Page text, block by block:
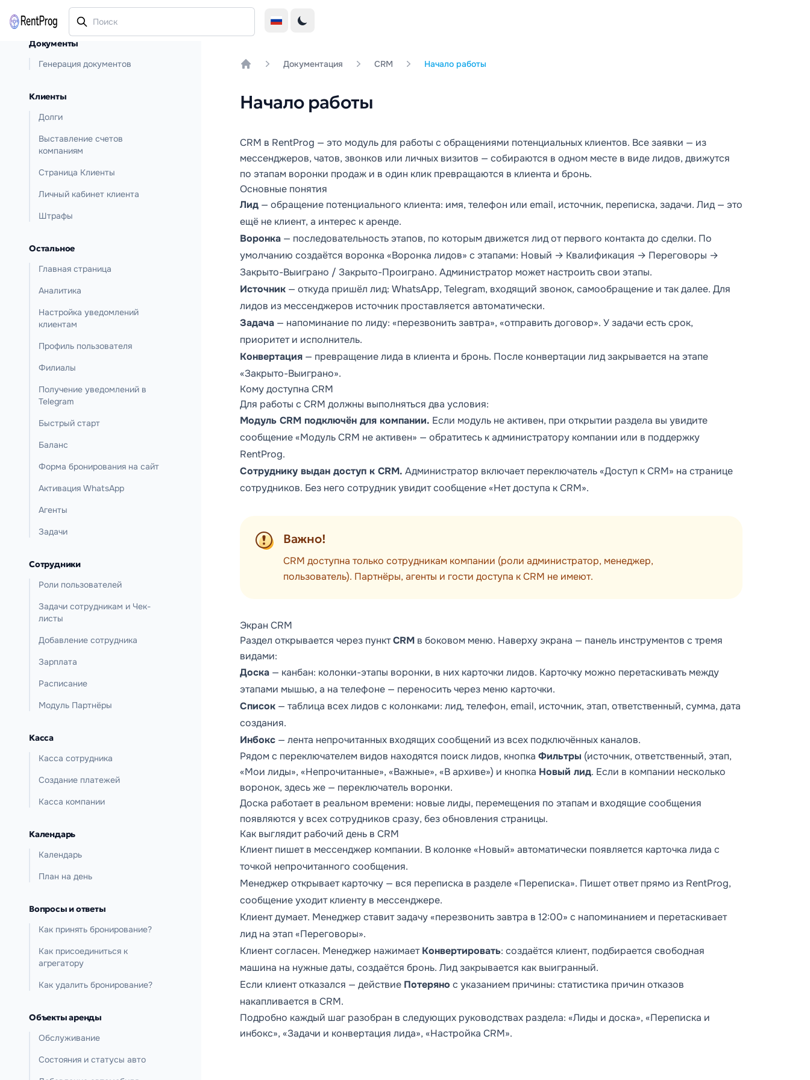
Документы
Генерация документов
Клиенты
Долги
Выставление счетов
компаниям
Страница Клиенты
Личный кабинет клиента
Штрафы
Остальное
Главная страница
Аналитика
Настройка уведомлений
клиентам
Профиль пользователя
Филиалы
Получение уведомлений в
Telegram
Быстрый старт
Баланс
Форма бронирования на сайт
Активация WhatsApp
Агенты
Задачи
Сотрудники
Роли пользователей
Задачи сотрудникам и Чек-
листы
Добавление сотрудника
Зарплата
Расписание
Модуль Партнёры
Касса
Касса сотрудника
Создание платежей
Касса компании
Календарь
Календарь
План на день
Вопросы и ответы
Как принять бронирование?
Как присоединиться к
агрегатору
Как удалить бронирование?
Объекты аренды
Обслуживание
Состояния и статусы авто
Документация CRM Начало работы
Начало работы
CRM в RentProg — это модуль для работы с обращениями потенциальных клиентов. Все заявки — из
мессенджеров, чатов, звонков или личных визитов — собираются в одном месте в виделидов, движутся
по этапам воронки продаж и в один клик превращаются в клиента и бронь.
Основные понятия
Лид — обращение потенциального клиента: имя, телефон или email, источник, переписка, задачи. Лид — это
ещё не клиент, а интерес к аренде.
Воронка — последовательность этапов, по которым движется лид от первого контакта до сделки. По
умолчанию создаётся воронка «Воронка лидов» с этапами: Новый → Квалификация → Переговоры →
Закрыто-Выиграно / Закрыто-Проиграно. Администратор может настроить свои этапы.
Источник — откуда пришёл лид: WhatsApp, Telegram, входящий звонок, самообращение и так далее. Для
лидов из мессенджеров источник проставляется автоматически.
Задача — напоминание по лиду: «перезвонить завтра», «отправить договор». У задачи есть срок,
приоритет и исполнитель.
Конвертация — превращение лида в клиента и бронь. После конвертации лид закрывается на этапе
«Закрыто-Выиграно».
Кому доступна CRM
Для работы с CRM должны выполняться два условия:
Модуль CRM подключён для компании. Если модуль не активен, при открытии раздела вы увидите
сообщение «Модуль CRM не активен» — обратитесь к администратору компании или в поддержку
RentProg.
Сотруднику выдан доступ к CRM. Администратор включает переключатель «Доступ к CRM» на странице
сотрудников. Без него сотрудник увидит сообщение «Нет доступа к CRM».
Важно!
CRM доступна только сотрудникам компании (роли администратор, менеджер,
пользователь). Партнёры, агенты и гости доступа к CRM не имеют.
Экран CRM
Раздел открывается через пунктCRM в боковом меню. Наверху экрана — панель инструментов с тремя
видами:
Доска — канбан: колонки-этапы воронки, в них карточки лидов. Карточку можно перетаскивать между
этапами мышью, а на телефоне — переносить через меню карточки.
Список — таблица всех лидов с колонками: лид, телефон, email, источник, этап, ответственный, сумма, дата
создания.
Инбокс — лента непрочитанных входящих сообщений из всех подключённых каналов.
Рядом с переключателем видов находятся поиск лидов, кнопка Фильтры (источник, ответственный, этап,
«Мои лиды», «Непрочитанные», «Важные», «В архиве») и кнопка Новый лид. Если в компании несколько
воронок, здесь же — переключатель воронки.
Доска работает в реальном времени: новые лиды, перемещения по этапам и входящие сообщения
появляются у всех сотрудников сразу, без обновления страницы.
Как выглядит рабочий день в CRM
Клиент пишет в мессенджер компании. В колонке «Новый» автоматически появляется карточка лида с
точкой непрочитанного сообщения.
Менеджер открывает карточку — вся переписка в разделе «Переписка». Пишет ответ прямо из RentProg,
сообщение уходит клиенту в мессенджере.
Клиент думает. Менеджер ставит задачу «перезвонить завтра в 12:00» с напоминанием и перетаскивает
лид на этап «Переговоры».
Клиент согласен. Менеджер нажимаетКонвертировать: создаётся клиент, подбирается свободная
машина на нужные даты, создаётся бронь. Лид закрывается как выигранный.
Если клиент отказался — действие Потеряно с указанием причины: статистика причин отказов
накапливается в CRM.
Подробно каждый шаг разобран в следующих руководствах раздела: «Лиды и доска», «Переписка и
инбокс», «Задачи и конвертация лида», «Настройка CRM».